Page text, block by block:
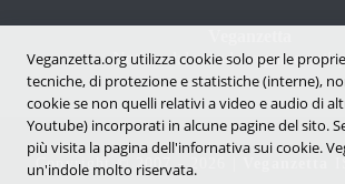
Notizie dal mondo vegan e
Copyright © 2007 - 2026 |
Veganzetta.org utilizza cookie solo per le
tecniche, di protezione e statistiche (interne),
cookie se non quelli relativi a video e audio di
Youtube) incorporati in alcune pagine del sito.
più visita la pagina dell'infornativa sui cookie.
un'indole molto riservata.